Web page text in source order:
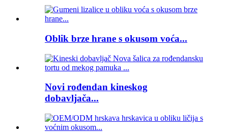
Oblik brze hrane s okusom voća...
Novi rođendan kineskog
dobavljača...